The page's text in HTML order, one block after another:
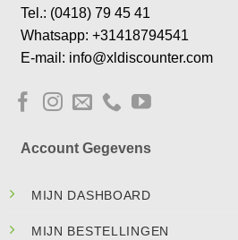
Tel.: (0418) 79 45 41
Whatsapp: +31418794541
E-mail: info@xldiscounter.com
Account Gegevens
MIJN DASHBOARD
MIJN BESTELLINGEN